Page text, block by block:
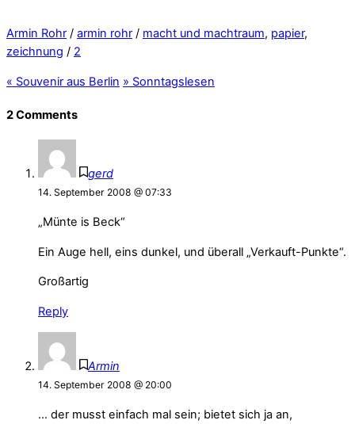
Armin Rohr / armin rohr / macht und machtraum, papier,
zeichnung / 2
« Souvenir aus Berlin » Sonntagslesen
2 Comments
gerd
14. September 2008 @ 07:33
„Münte is Beck“
Ein Auge hell, eins dunkel, und überall „Verkauft-Punkte“.
Großartig
Reply
Armin
14. September 2008 @ 20:00
… der musst einfach mal sein; bietet sich ja an,